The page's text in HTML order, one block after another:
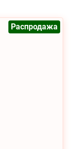
Распродажа